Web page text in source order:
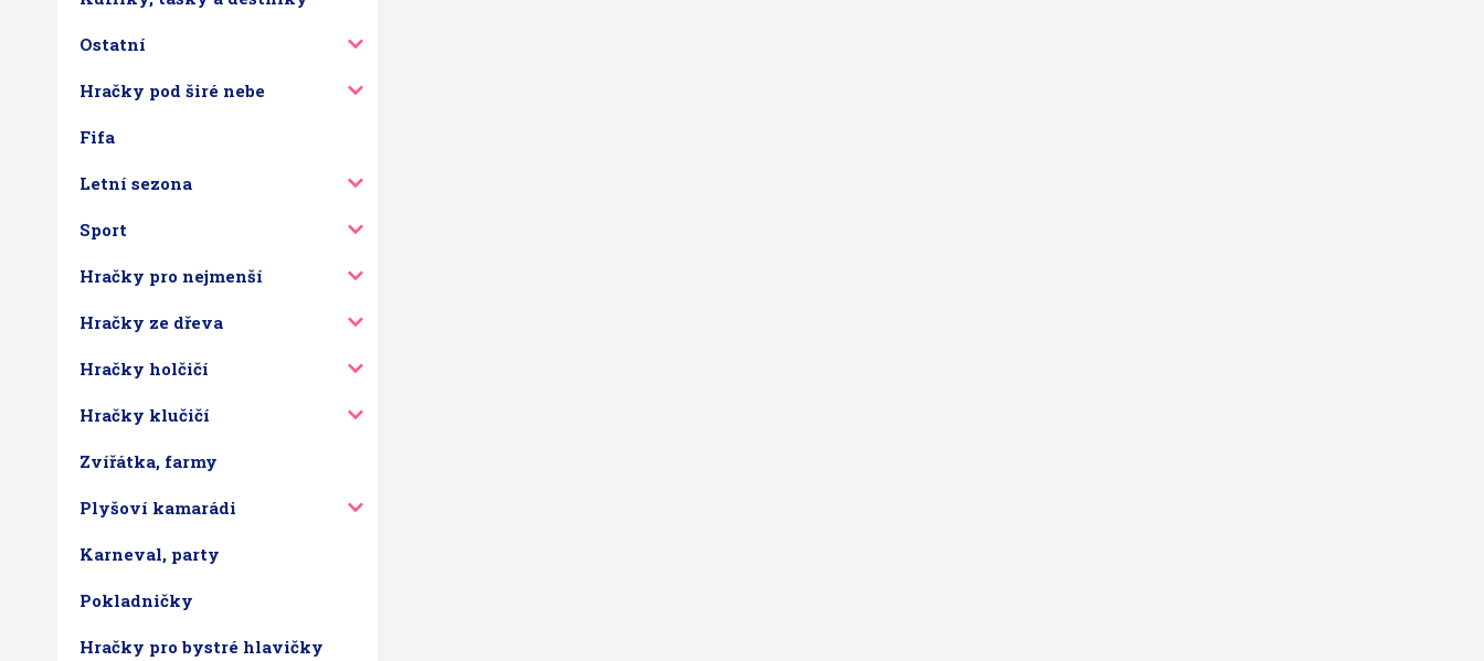
Ostatní
Hračky pod širé nebe
Fifa
Letní sezona
Sport
Hračky pro nejmenší
Hračky ze dřeva
Hračky holčičí
Hračky klučičí
Zvířátka, farmy
Plyšoví kamarádi
Karneval, party
Pokladničky
Hračky pro bystré hlavičky